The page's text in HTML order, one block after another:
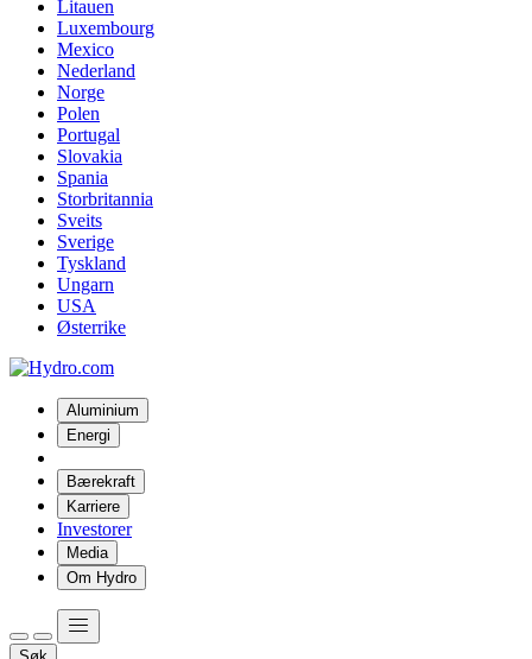
Litauen
Luxembourg
Mexico
Nederland
Norge
Polen
Portugal
Slovakia
Spania
Storbritannia
Sveits
Sverige
Tyskland
Ungarn
USA
Østerrike
Aluminium
Energi
Bærekraft
Karriere
Investorer
Media
Om Hydro